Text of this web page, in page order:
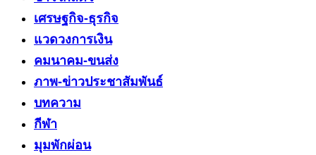
เศรษฐกิจ-ธุรกิจ
แวดวงการเงิน
คมนาคม-ขนส่ง
ภาพ-ข่าวประชาสัมพันธ์
บทความ
กีฬา
มุมพักผ่อน